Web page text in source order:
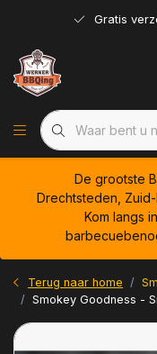
Gratis
De grootste
Drechtsteden,
Kom langs
Terug naar home
Smokey Goodness -